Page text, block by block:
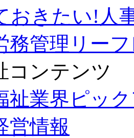
おきたい!人
務管理リー
コンテンツ
祉業界ピッ
営情報